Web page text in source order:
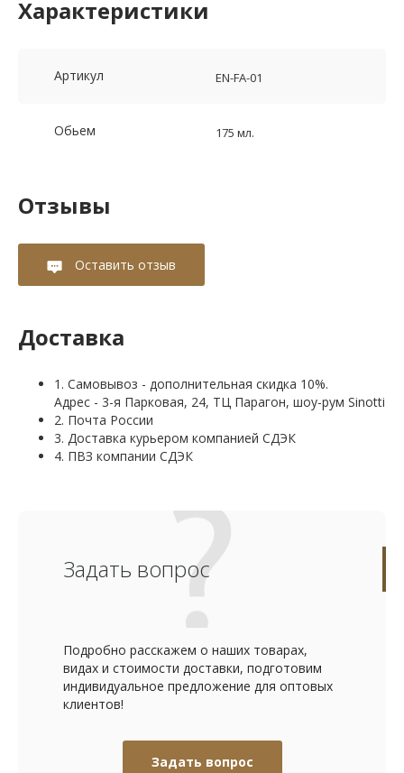
Характеристики
Артикул EN-FA-01
Обьем 175 мл.
Отзывы
Оставить отзыв
Доставка
1. Самовывоз - дополнительная скидка 10%.
Адрес - 3-я Парковая, 24, ТЦ Парагон, шоу-рум Sinotti
2. Почта России
3. Доставка курьером компанией СДЭК
4. ПВЗ компании СДЭК
Задать вопрос
Подробно расскажем о наших товарах,
видах и стоимости доставки, подготовим
индивидуальное предложение для оптовых
клиентов!
Задать вопрос